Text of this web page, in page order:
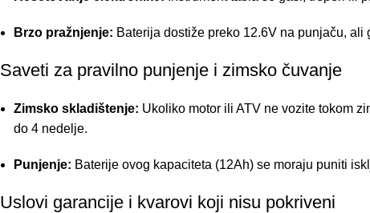
Brzo pražnjenje: Baterija dostiže preko 12.6V na punjaču,
Saveti za pravilno punjenje i zimsko čuvanje
Zimsko skladištenje: Ukoliko motor ili ATV ne vozite tokom
do 4 nedelje.
Punjenje: Baterije ovog kapaciteta (12Ah) se moraju puniti
Uslovi garancije i kvarovi koji nisu pokriveni